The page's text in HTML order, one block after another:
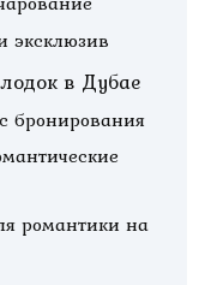
эксклюзив
в Дубае
бронирования
романтики на